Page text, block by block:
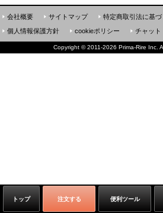
トップ 注文する 便利ツール
会社概要 サイトマップ 特定商取引法に基
個人情報保護方針
cookieポリシー チャット
Copyright ©2011-2026 Prima-Rire Inc.